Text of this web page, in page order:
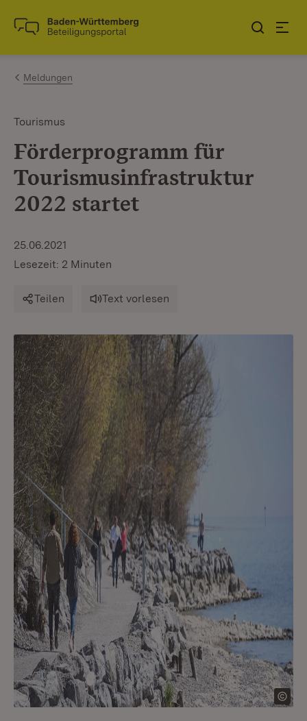
Zum Inhalt springen
Link zur Startseite
Meldungen
Tourismus
Förderprogramm für
Tourismusinfrastruktur
2022 startet
25.06.2021
Lesezeit: 2 Minuten
Teilen Text vorlesen